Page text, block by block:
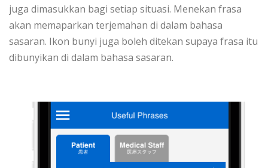
juga dimasukkan bagi setiap situasi. Menekan frasa
akan memaparkan terjemahan di dalam bahasa
sasaran. Ikon bunyi juga boleh ditekan supaya frasa itu
dibunyikan di dalam bahasa sasaran.